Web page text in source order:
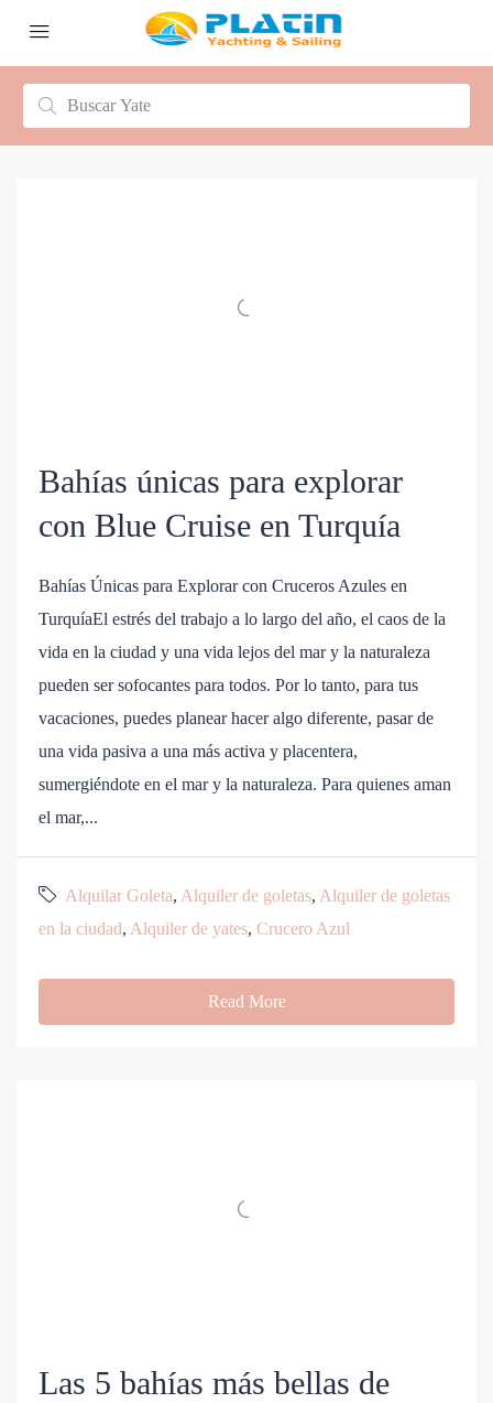
Bahías únicas para explorar
con Blue Cruise en Turquía
Bahías Únicas para Explorar con Cruceros Azules en
TurquíaEl estrés del trabajo a lo largo del año, el caos de la
vida en la ciudad y una vida lejos del mar y la naturaleza
pueden ser sofocantes para todos. Por lo tanto, para tus
vacaciones, puedes planear hacer algo diferente, pasar de
una vida pasiva a una más activa y placentera,
sumergiéndote en el mar y la naturaleza. Para quienes aman
el mar,...
Alquilar Goleta, Alquiler de goletas, Alquiler de goletas
en la ciudad, Alquiler de yates, Crucero Azul
Read More
Las 5 bahías más bellas de